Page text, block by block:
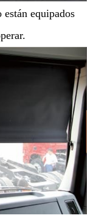
equipados